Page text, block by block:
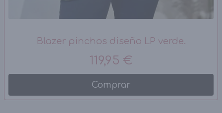
Blazer pinchos diseño LP verde.
119,95 €
Comprar